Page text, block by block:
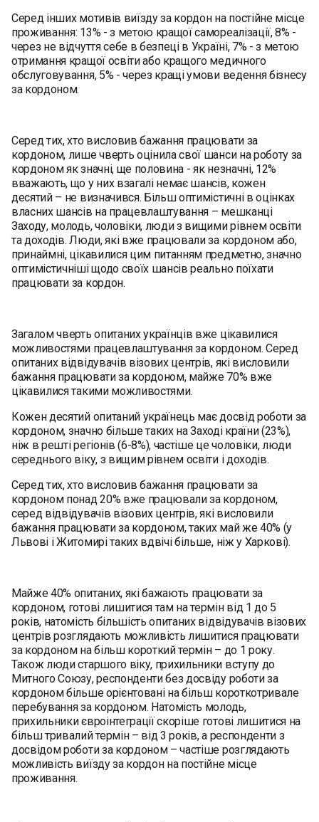
Серед інших мотивів виїзду за кордон на постійне місце
проживання: 13% - з метою кращої самореалізації, 8% -
через не відчуття себе в безпеці в Україні, 7% - з метою
отримання кращої освіти або кращого медичного
обслуговування, 5% - через кращі умови ведення бізнесу
за кордоном.
Серед тих, хто висловив бажання працювати за
кордоном, лише чверть оцінила свої шанси на роботу за
кордоном як значні, ще половина - як незначні, 12%
вважають, що у них взагалі немає шансів, кожен
десятий – не визначився. Більш оптимістичні в оцінках
власних шансів на працевлаштування – мешканці
Заходу, молодь, чоловіки, люди з вищими рівнем освіти
та доходів. Люди, які вже працювали за кордоном або,
принаймні, цікавилися цим питанням предметно, значно
оптимістичніші щодо своїх шансів реально поїхати
працювати за кордон.
Загалом чверть опитаних українців вже цікавилися
можливостями працевлаштування за кордоном. Серед
опитаних відвідувачів візових центрів, які висловили
бажання працювати за кордоном, майже 70% вже
цікавилися такими можливостями.
Кожен десятий опитаний українець має досвід роботи за
кордоном, значно більше таких на Заході країни (23%),
ніж в решті регіонів (6-8%), частіше це чоловіки, люди
середнього віку, з вищим рівнем освіти і доходів.
Серед тих, хто висловив бажання працювати за
кордоном понад 20% вже працювали за кордоном,
серед відвідувачів візових центрів, які висловили
бажання працювати за кордоном, таких май же 40% (у
Львові і Житомирі таких вдвічі більше, ніж у Харкові).
Майже 40% опитаних, які бажають працювати за
кордоном, готові лишитися там на термін від 1 до 5
років, натомість більшість опитаних відвідувачів візових
центрів розглядають можливість лишитися працювати
за кордоном на більш короткий термін – до 1 року.
Також люди старшого віку, прихильники вступу до
Митного Союзу, респонденти без досвіду роботи за
кордоном більше орієнтовані на більш короткотривале
перебування за кордоном. Натомість молодь,
прихильники євроінтеграції скоріше готові лишитися на
більш тривалий термін – від 3 років, а респонденти з
досвідом роботи за кордоном – частіше розглядають
можливість виїзду за кордон на постійне місце
проживання.